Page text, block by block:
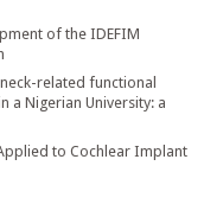
of the IDEFIM
related functional
a Nigerian University: a
to Cochlear Implant